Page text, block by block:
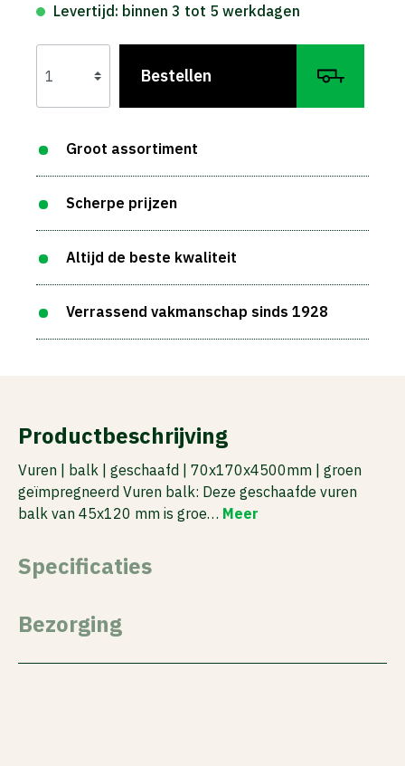
Levertijd: binnen 3 tot 5 werkdagen
Bestellen
Groot assortiment
Scherpe prijzen
Altijd de beste kwaliteit
Verrassend vakmanschap sinds 1928
Productbeschrijving
Vuren | balk | geschaafd | 70x170x4500mm | groen
geïmpregneerd Vuren balk: Deze geschaafde vuren
balk van 45x120 mm is groe… Meer
Specificaties
Bezorging